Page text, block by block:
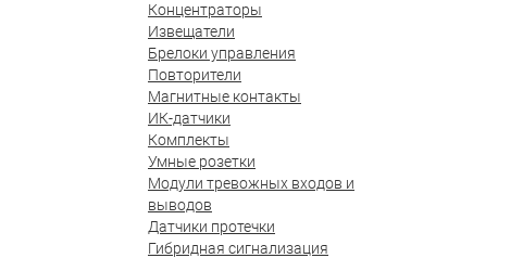
Концентраторы
Извещатели
Брелоки управления
Повторители
Магнитные контакты
ИК-датчики
Комплекты
Умные розетки
Модули тревожных входов и
выводов
Датчики протечки
Гибридная сигнализация